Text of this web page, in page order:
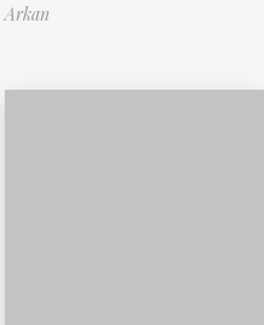
Arkan